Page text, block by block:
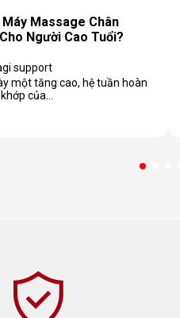
Massage Chân
Người Cao Tuổi?
support
một tăng cao, hệ tuần hoàn
của…